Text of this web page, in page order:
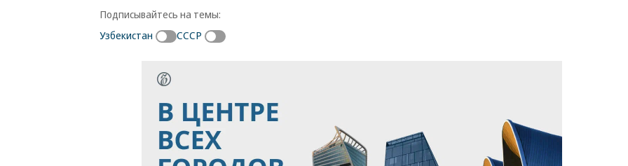
Подписывайтесь на темы:
Узбекистан
СССР